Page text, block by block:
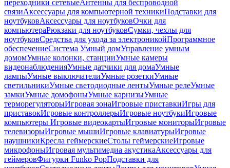
переходники сетевыеАнтенны для беспроводной
связиАксессуары для компьютерной техникиПодставки для
ноутбуковАксессуары для ноутбуковОчки для
компьютераРюкзаки для ноутбуковСумки, чехлы для
ноутбуковСредства для ухода за электроникойПрограммное
обеспечениеСистема Умный домУправление умным
домомУмные колонки, станцииУмные камеры
видеонаблюденияУмные датчики для домаУмные
лампыУмные выключателиУмные розеткиУмные
светильникиУмные светодиодные лентыУмные релеУмные
замкиУмные домофоныУмные карнизыУмные
терморегуляторыИгровая зонаИгровые приставкиИгры для
приставокИгровые контроллерыИгровые ноутбукиИгровые
компьютеры Игровые видеокартыИгровые мониторыИгровые
телевизорыИгровые мышиИгровые клавиатурыИгровые
наушникиКресла геймерскиеСтолы геймерскиеИгровые
микрофоныИгровая мультимедиа акустикаАксессуары для
геймеровФигурки Funko PopПодставки для